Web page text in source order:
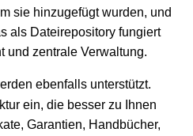
sie hinzugefügt wurden, und
als Dateirepository fungiert
und zentrale Verwaltung.
ebenfalls unterstützt.
ein, die besser zu Ihnen
Garantien, Handbücher,